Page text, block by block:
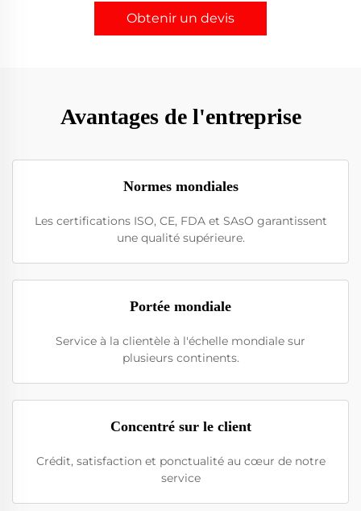
Obtenir un devis
Avantages de l'entreprise
Normes mondiales
Les certifications ISO, CE, FDA et SAsO garantissent
une qualité supérieure.
Portée mondiale
Service à la clientèle à l'échelle mondiale sur
plusieurs continents.
Concentré sur le client
Crédit, satisfaction et ponctualité au cœur de notre
service